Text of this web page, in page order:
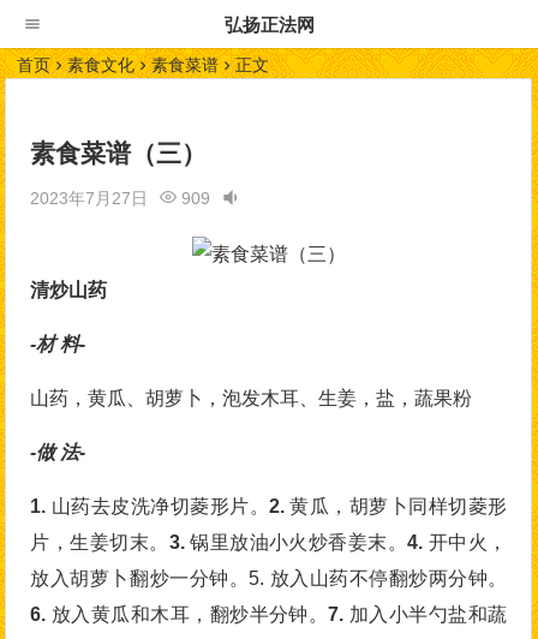
弘扬正法网
首页 素食文化 素食菜谱 正文
素食菜谱（三）
2023年7月27日 909
清炒山药
-材 料-
山药，黄瓜、胡萝卜，泡发木耳、生姜，盐，蔬果粉
-做 法-
1. 山药去皮洗净切菱形片。2.黄瓜，胡萝卜同样切菱形
片，生姜切末。 3.锅里放油小火炒香姜末。4. 开中火，
放入胡萝卜翻炒一分钟。5. 放入山药不停翻炒两分钟。
6. 放入黄瓜和木耳，翻炒半分钟。7. 加入小半勺盐和蔬